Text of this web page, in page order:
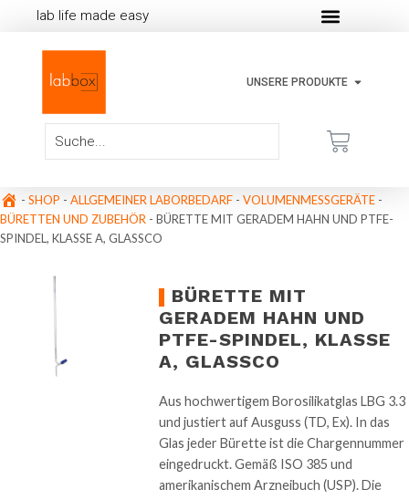
lab life made easy
UNSERE PRODUKTE
- SHOP - ALLGEMEINER LABORBEDARF - VOLUMENMESSGERÄTE -
BÜRETTEN UND ZUBEHÖR - BÜRETTE MIT GERADEM HAHN UND PTFE-
SPINDEL, KLASSE A, GLASSCO
BÜRETTE MIT
GERADEM HAHN UND
PTFE-SPINDEL, KLASSE
A, GLASSCO
Aus hochwertigem Borosilikatglas LBG 3.3
und justiert auf Ausguss (TD, Ex). In das
Glas jeder Bürette ist die Chargennummer
eingedruckt. Gemäß ISO 385 und
amerikanischem Arzneibuch (USP). Die